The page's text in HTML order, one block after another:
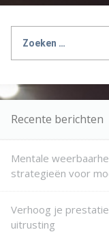
naar:
Recente berichten
Mentale
strategieën voor
Verhoog je
uitrusting